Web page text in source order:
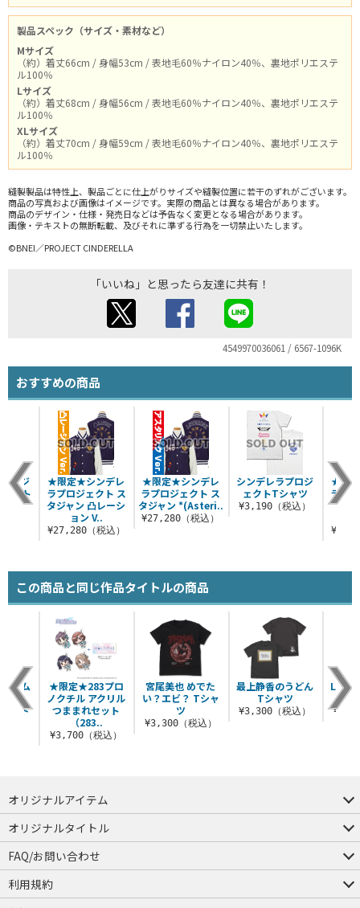
製品スペック（サイズ・素材など）
Mサイズ
（約）着丈66cm / 身幅53cm / 表地毛60％ナイロン40％、裏地ポリエステ
ル100％
Lサイズ
（約）着丈68cm / 身幅56cm / 表地毛60％ナイロン40％、裏地ポリエステ
ル100％
XLサイズ
（約）着丈70cm / 身幅59cm / 表地毛60％ナイロン40％、裏地ポリエステ
ル100％
縫製製品は特性上、製品ごとに仕上がりサイズや縫製位置に若干のずれがございます。
商品の写真および画像はイメージです。実際の商品とは異なる場合があります。
商品のデザイン・仕様・発売日などは予告なく変更となる場合があります。
画像・テキストの無断転載、及びそれに準ずる行為を一切禁止いたします。
©BNEI／PROJECT CINDERELLA
「いいね」と思ったら友達に共有！
4549970036061 / 6567-1096K
おすすめの商品
★限定★シンデレ
ラプロジェクト ス
タジャン *(Asteri..
¥27,280（税込）
シンデレラプロジ
ェクトTシャツ
¥3,190（税込）
★限
ラプ
タジ
ロジ
ット
★限定★シンデレ
ラプロジェクト ス
タジャン 凸レーシ
ョン V..
¥27,280（税込）
この商品と同じ作品タイトルの商品
宮尾美也 めでた
い？エビ？ Tシャ
ツ
¥3,300（税込）
最上静香のうどん
Tシャツ
¥3,300（税込）
ラム
カー
ード
★限定★283プロ
ノクチル アクリル
つままれセット
（283..
¥3,700（税込）
オリジナルアイテム
つままれ
つかまれ
ピョコッテ
オリジナルタイトル
アイテムヤ
ミスカトニック大學購買部
FAQ/お問い合わせ
FAQ
お問い合わせ
利用規約
会員規約・ポイント規約
特定商取引法に関する表示
プライバシーポリシー